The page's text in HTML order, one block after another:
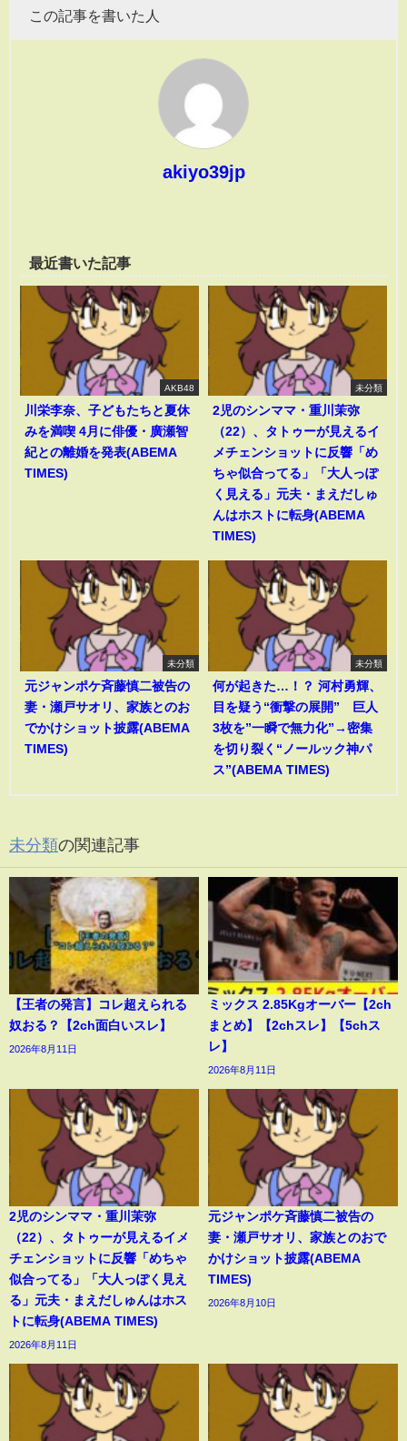
この記事を書いた人
akiyo39jp
最近書いた記事
AKB48
川栄李奈、子どもたちと夏休
みを満喫 4月に俳優・廣瀬智
紀との離婚を発表(ABEMA
TIMES)
未分類
2児のシンママ・重川茉弥
（22）、タトゥーが見えるイ
メチェンショットに反響「め
ちゃ似合ってる」「大人っぽ
く見える」元夫・まえだしゅ
んはホストに転身(ABEMA
TIMES)
未分類
元ジャンポケ斉藤慎二被告の
妻・瀬戸サオリ、家族とのお
でかけショット披露(ABEMA
TIMES)
未分類
何が起きた…！？ 河村勇輝、
目を疑う“衝撃の展開” 巨人
3枚を”一瞬で無力化”→密集
を切り裂く“ノールック神パ
ス”(ABEMA TIMES)
未分類の関連記事
【王者の発言】コレ超えられる
奴おる？【2ch面白いスレ】
2026年8月11日
ミックス 2.85Kgオーバー【2ch
まとめ】【2chスレ】【5chス
レ】
2026年8月11日
2児のシンママ・重川茉弥
（22）、タトゥーが見えるイメ
チェンショットに反響「めちゃ
似合ってる」「大人っぽく見え
る」元夫・まえだしゅんはホス
トに転身(ABEMA TIMES)
2026年8月11日
元ジャンポケ斉藤慎二被告の
妻・瀬戸サオリ、家族とのおで
かけショット披露(ABEMA
TIMES)
2026年8月10日